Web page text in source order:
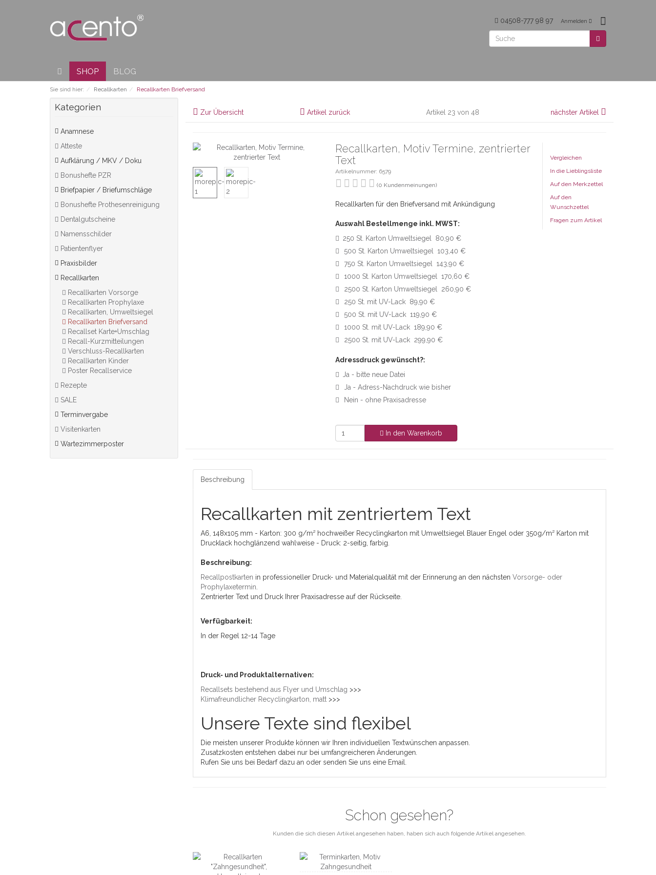
04508-777 98 97 Anmelden
SHOP BLOG
Sie sind hier: Recallkarten Recallkarten Briefversand
Kategorien
Anamnese
Atteste
Aufklärung / MKV / Doku
Bonushefte PZR
Briefpapier / Briefumschläge
Bonushefte Prothesenreinigung
Dentalgutscheine
Namensschilder
Patientenflyer
Praxisbilder
Recallkarten
Recallkarten Vorsorge
Recallkarten Prophylaxe
Recallkarten, Umweltsiegel
Recallkarten Briefversand
Recallset Karte+Umschlag
Recall-Kurzmitteilungen
Verschluss-Recallkarten
Recallkarten Kinder
Poster Recallservice
Rezepte
SALE
Terminvergabe
Visitenkarten
Wartezimmerposter
Zur Übersicht Artikel zurück Artikel 23 von 48 nächster Artikel
Recallkarten, Motiv Termine, zentrierter
Text
Artikelnummer: 6579
(0 Kundenmeinungen)
Recallkarten für den Briefversand mit Ankündigung
Auswahl Bestellmenge inkl. MWST:
250 St. Karton Umweltsiegel 80,90 €
500 St. Karton Umweltsiegel 103,40 €
750 St. Karton Umweltsiegel 143,90 €
1000 St. Karton Umweltsiegel 170,60 €
2500 St. Karton Umweltsiegel 260,90 €
250 St. mit UV-Lack 89,90 €
500 St. mit UV-Lack 119,90 €
1000 St. mit UV-Lack 189,90 €
2500 St. mit UV-Lack 299,90 €
Adressdruck gewünscht?:
Ja - bitte neue Datei
Ja - Adress-Nachdruck wie bisher
Nein - ohne Praxisadresse
In den Warenkorb
Vergleichen
In die Lieblingsliste
Auf den Merkzettel
Auf den
Wunschzettel
Fragen zum Artikel
Beschreibung
Recallkarten mit zentriertem Text
A6, 148x105 mm - Karton: 300 g/m² hochweißer Recyclingkarton mit Umweltsiegel Blauer Engel oder 350g/m² Karton mit
Drucklack hochglänzend wahlweise - Druck: 2-seitig, farbig.
Beschreibung:
Recallpostkarten in professioneller Druck- und Materialqualität mit der Erinnerung an den nächsten Vorsorge- oder
Prophylaxetermin
Zentrierter Text und Druck Ihrer Praxisadresse auf der Rückseite.
Verfügbarkeit:
In der Regel 12-14 Tage
Druck- und Produktalternativen:
Recallsets bestehend aus Flyer und Umschlag >>>
Klimafreundlicher Recyclingkarton, matt>>>
Unsere Texte sind flexibel
Die meisten unserer Produkte können wir Ihren individuellen Textwünschen anpassen.
Zusatzkosten entstehen dabei nur bei umfangreicheren Änderungen.
Rufen Sie uns bei Bedarf dazu an oder senden Sie uns eine Email.
Schon gesehen?
Kunden die sich diesen Artikel angesehen haben, haben sich auch folgende Artikel angesehen.